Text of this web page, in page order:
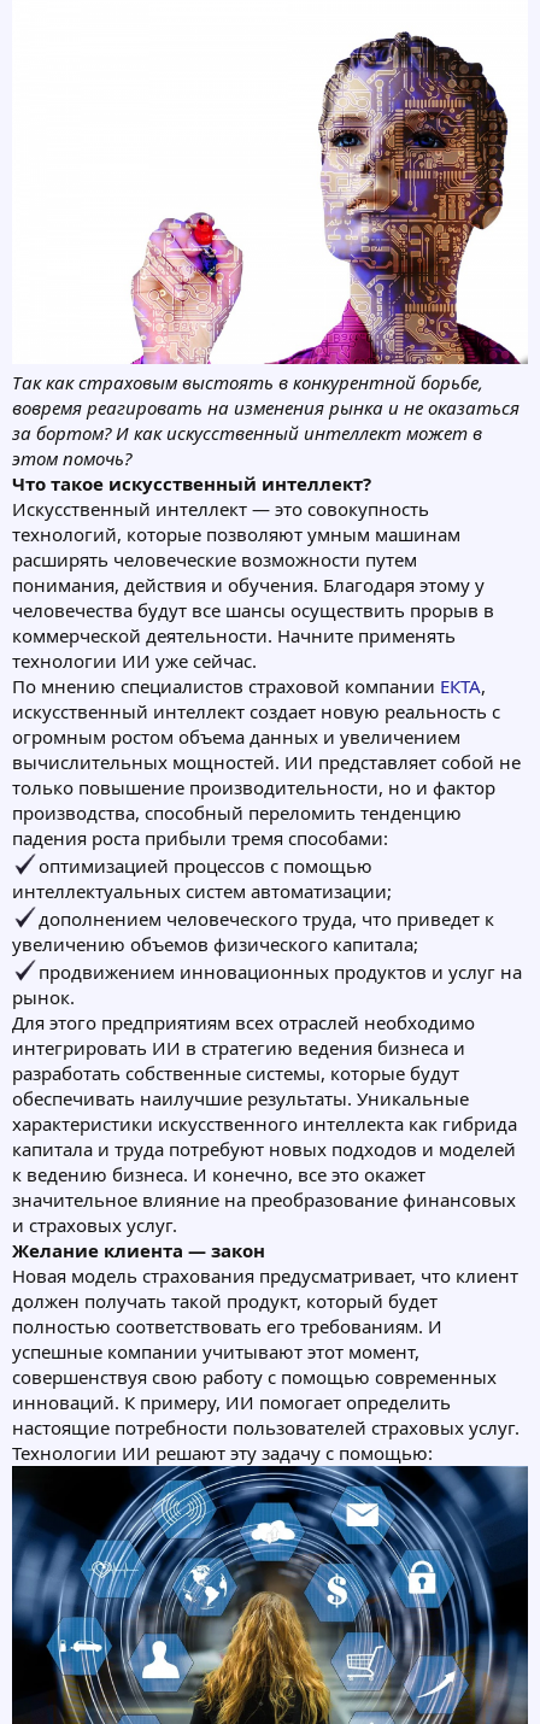
Так как страховым выстоять в конкурентной борьбе,
вовремя реагировать на изменения рынка и не оказаться
за бортом? И как искусственный интеллект может в
этом помочь?
Что такое искусственный интеллект?
Искусственный интеллект — это совокупность
технологий, которые позволяют умным машинам
расширять человеческие возможности путем
понимания, действия и обучения. Благодаря этому у
человечества будут все шансы осуществить прорыв в
коммерческой деятельности. Начните применять
технологии ИИ уже сейчас.
По мнению специалистов страховой компании ЕКТА,
искусственный интеллект создает новую реальность с
огромным ростом объема данных и увеличением
вычислительных мощностей. ИИ представляет собой не
только повышение производительности, но и фактор
производства, способный переломить тенденцию
падения роста прибыли тремя способами:
оптимизацией процессов с помощью
интеллектуальных систем автоматизации;
дополнением человеческого труда, что приведет к
увеличению объемов физического капитала;
продвижением инновационных продуктов и услуг на
рынок.
Для этого предприятиям всех отраслей необходимо
интегрировать ИИ в стратегию ведения бизнеса и
разработать собственные системы, которые будут
обеспечивать наилучшие результаты. Уникальные
характеристики искусственного интеллекта как гибрида
капитала и труда потребуют новых подходов и моделей
к ведению бизнеса. И конечно, все это окажет
значительное влияние на преобразование финансовых
и страховых услуг.
Желание клиента — закон
Новая модель страхования предусматривает, что клиент
должен получать такой продукт, который будет
полностью соответствовать его требованиям. И
успешные компании учитывают этот момент,
совершенствуя свою работу с помощью современных
инноваций. К примеру, ИИ помогает определить
настоящие потребности пользователей страховых услуг.
Технологии ИИ решают эту задачу с помощью: